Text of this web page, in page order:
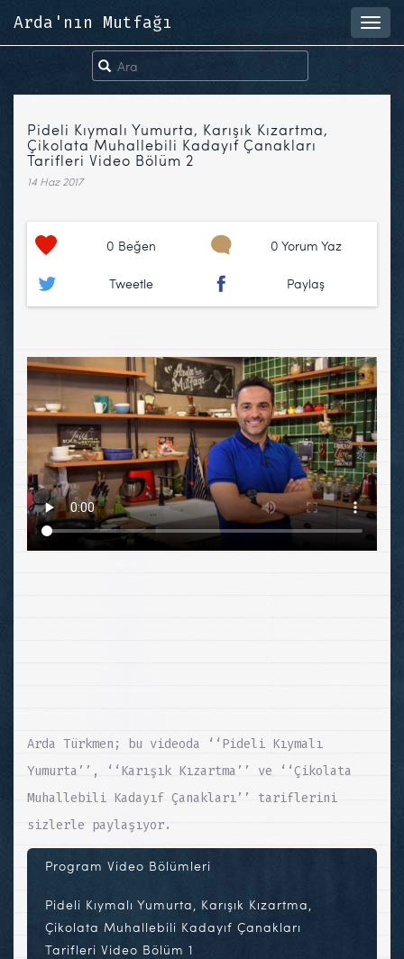
Arda'nın Mutfağı
Pideli Kıymalı Yumurta, Karışık Kızartma,
Çikolata Muhallebili Kadayıf Çanakları
Tarifleri Video Bölüm 2
14 Haz 2017
0 Beğen 0 Yorum Yaz
Tweetle Paylaş
Arda Türkmen; bu videoda ‘‘Pideli Kıymalı
Yumurta’’, ‘‘Karışık Kızartma’’ ve ‘‘Çikolata
Muhallebili Kadayıf Çanakları’’ tariflerini
sizlerle paylaşıyor.
Program Video Bölümleri
Pideli Kıymalı Yumurta, Karışık Kızartma,
Çikolata Muhallebili Kadayıf Çanakları
Tarifleri Video Bölüm 1